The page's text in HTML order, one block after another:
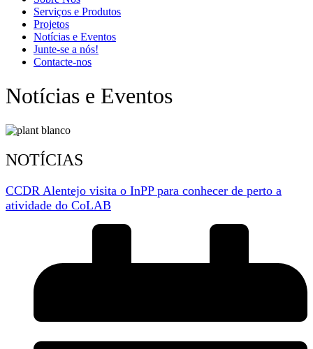
Serviços e Produtos
Projetos
Notícias e Eventos
Junte-se a nós!
Contacte-nos
Notícias e Eventos
NOTÍCIAS
CCDR Alentejo visita o InPP para conhecer de perto a
atividade do CoLAB